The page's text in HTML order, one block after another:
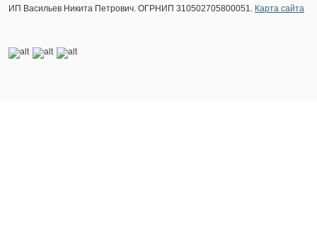
ИП Васильев Никита Петрович. ОГРНИП 310502705800051. Карта сайта